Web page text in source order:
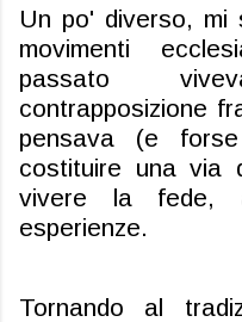
Un po' diverso, mi
movimenti
passato
contrapposizione
pensava (e
costituire una via
vivere la fede,
esperienze.
Tornando al